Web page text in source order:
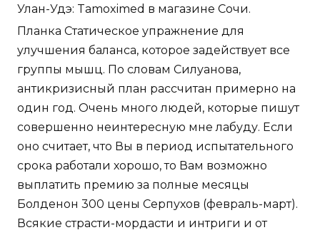
Улан-Удэ: Tamoximed в магазине Сочи.
Планка Статическое упражнение для
улучшения баланса, которое задействует все
группы мышц. По словам Силуанова,
антикризисный план рассчитан примерно на
один год. Очень много людей, которые пишут
совершенно неинтересную мне лабуду. Если
оно считает, что Вы в период испытательного
срока работали хорошо, то Вам возможно
выплатить премию за полные месяцы
Болденон 300 цены Серпухов (февраль-март).
Всякие страсти-мордасти и интриги и от